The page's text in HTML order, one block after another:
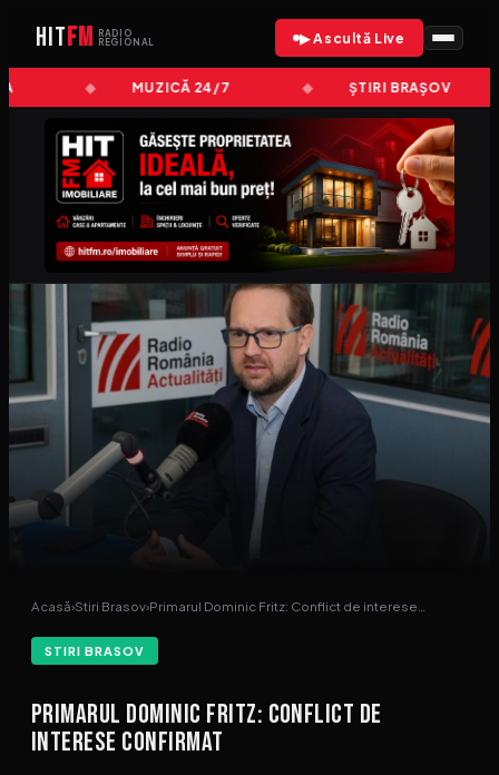
HITFM
RADIO
REGIONAL
▶ Ascultă Live
MUZICĂ 24/7 ȘTIRI BRAȘOV
Acasă›Stiri Brasov›Primarul Dominic Fritz: Conflict de interese…
STIRI BRASOV
Primarul Dominic Fritz: Conflict de
interese confirmat